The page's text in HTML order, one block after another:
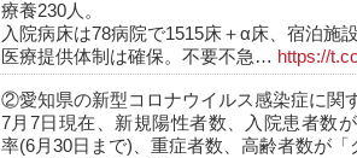
療養230人。
入院病床は78病院で1515床＋α床、宿泊施
医療提供体制は確保。不要不急… https://
②愛知県の新型コロナウイルス感染症に関
7月7日現在、新規陽性者数、入院患者数
率(6月30日まで)、重症者数、高齢者数が「